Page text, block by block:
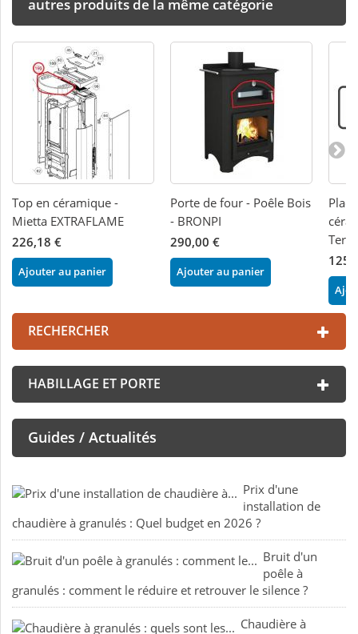
autres produits de la même catégorie
Top en céramique -
Mietta EXTRAFLAME
226,18 €
Ajouter au panier
Porte de four - Poêle Bois
- BRONPI
290,00 €
Ajouter au panier
RECHERCHER
HABILLAGE ET PORTE
Guides / Actualités
Prix d'une
installation de
chaudière à granulés : Quel budget en 2026 ?
Bruit d'un
poêle à
granulés : comment le réduire et retrouver le silence ?
Chaudière à